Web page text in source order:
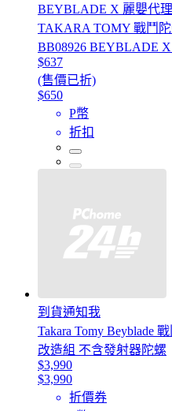
BEYBLADE X 麗嬰代理
TAKARA TOMY 戰鬥
BB08926 BEYBLADE
$637
(售價已折)
$650
P幣
折扣
到貨通知我
Takara Tomy Beyblade
改造組 不含發射器陀螺
$3,990
$3,990
折價券